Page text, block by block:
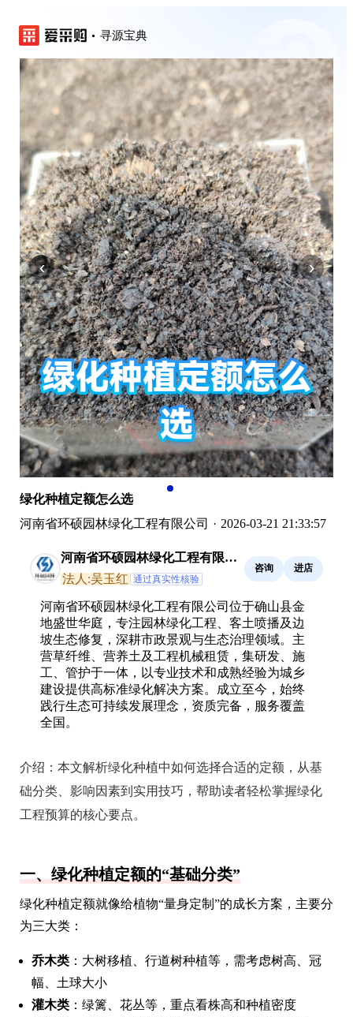
寻源宝典
‹ ›
绿化种植定额怎么选
河南省环硕园林绿化工程有限公司 · 2026-03-21 21:33:57
河南省环硕园林绿化工程有限公
司
法人:吴玉红 通过真实性核验
咨询 进店
河南省环硕园林绿化工程有限公司位于确山县金
地盛世华庭，专注园林绿化工程、客土喷播及边
坡生态修复，深耕市政景观与生态治理领域。主
营草纤维、营养土及工程机械租赁，集研发、施
工、管护于一体，以专业技术和成熟经验为城乡
建设提供高标准绿化解决方案。成立至今，始终
践行生态可持续发展理念，资质完备，服务覆盖
全国。
介绍： 本文解析绿化种植中如何选择合适的定额，从基
础分类、影响因素到实用技巧，帮助读者轻松掌握绿化
工程预算的核心要点。
一、绿化种植定额的“基础分类”
绿化种植定额就像给植物“量身定制”的成长方案，主要分
为三大类：
乔木类 ：大树移植、行道树种植等，需考虑树高、冠
幅、土球大小
灌木类 ：绿篱、花丛等，重点看株高和种植密度